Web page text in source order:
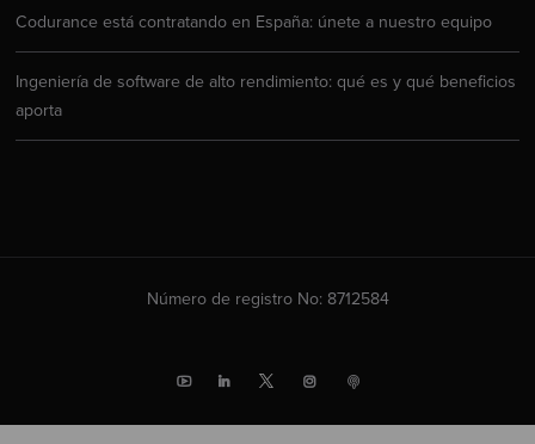
Codurance está contratando en España: únete a nuestro equipo
Ingeniería de software de alto rendimiento: qué es y qué beneficios
aporta
Número de registro No: 8712584